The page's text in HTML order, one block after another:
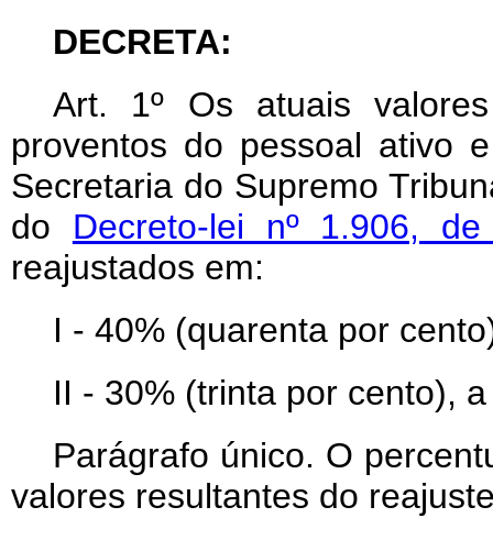
DECRETA:
Art. 1º Os atuais
proventos do pessoal ativo
Secretaria do Supremo
do Decreto-lei nº 1.906,
reajustados em:
I - 40% (quarenta por
II - 30% (trinta por cento),
Parágrafo único. O
valores resultantes do